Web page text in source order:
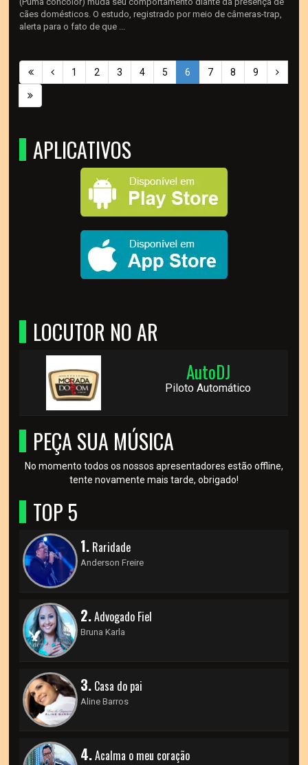
cães domésticos. O estudo, registrado por meio de câmeras-trap,
alerta para o fato de que ...
1 2 3 4 5 6 7 8 9
APLICATIVOS
LOCUTOR NO AR
AutoDJ
Piloto Automático
PEÇA SUA MÚSICA
No momento todos os nossos apresentadores estão offline,
tente novamente mais tarde, obrigado!
TOP 5
1. Raridade
Anderson Freire
2.Advogado Fiel
Bruna Karla
3. Casa do pai
Aline Barros
4.Acalma o meu coração